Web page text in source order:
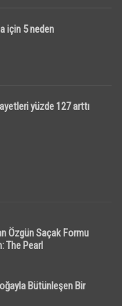
için 5 neden
yüzde 127 arttı
Özgün Saçak Formu
The Pearl
Bütünleşen Bir